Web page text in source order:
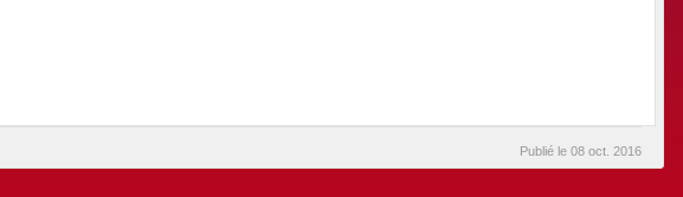
Publié le 08 oct. 2016